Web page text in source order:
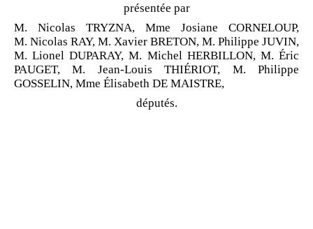
présentée par
M. Nicolas TRYZNA, Mme Josiane CORNELOUP,
M. Nicolas RAY, M. Xavier BRETON, M. Philippe JUVIN,
M. Lionel DUPARAY, M. Michel HERBILLON, M. Éric
PAUGET, M. Jean-Louis THIÉRIOT, M. Philippe
GOSSELIN, Mme Élisabeth DE MAISTRE,
députés.